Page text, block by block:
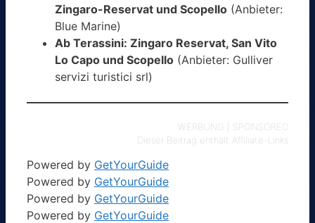
Zingaro-Reservat und Scopello (Anbieter:
Blue Marine)
Ab Terassini: Zingaro Reservat, San Vito
Lo Capo und Scopello (Anbieter: Gulliver
servizi turistici srl)
WERBUNG | SPONSORED
Dieser Beitrag enthält Affiliate-Links
Powered by GetYourGuide
Powered by GetYourGuide
Powered by GetYourGuide
Powered by GetYourGuide